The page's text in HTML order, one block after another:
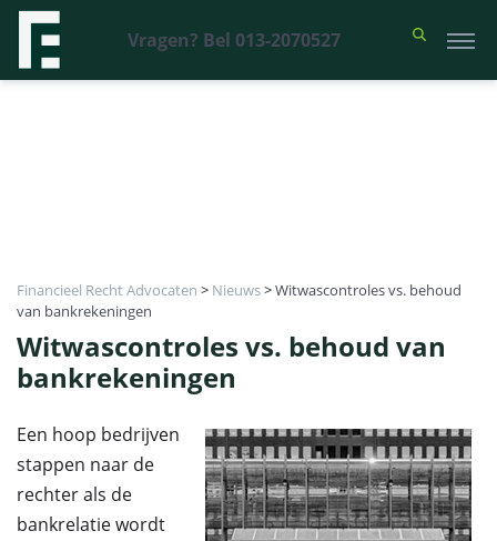
Vragen? Bel 013-2070527
Financieel Recht Advocaten > Nieuws>Witwascontroles vs. behoud
van bankrekeningen
Witwascontroles vs. behoud van
bankrekeningen
Een hoop bedrijven
stappen naar de
rechter als de
bankrelatie wordt